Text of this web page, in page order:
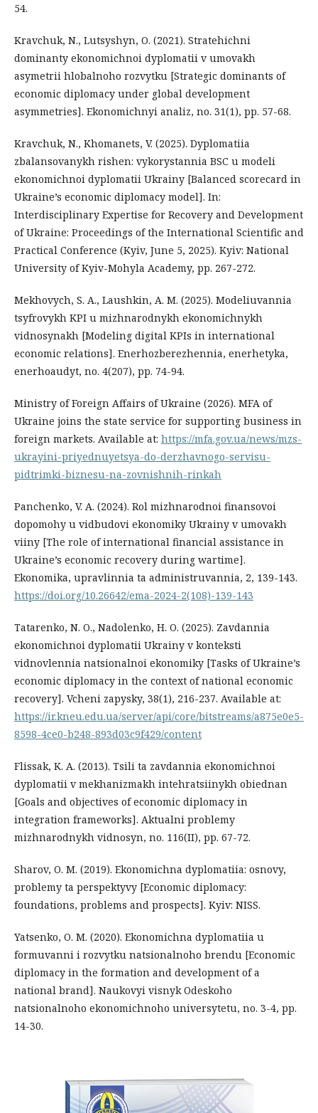
54.
Kravchuk, N., Lutsyshyn, O. (2021). Stratehichni
dominanty ekonomichnoi dyplomatii v umovakh
asymetrii hlobalnoho rozvytku [Strategic dominants of
economic diplomacy under global development
asymmetries]. Ekonomichnyi analiz, no. 31(1), pp. 57-68.
Kravchuk, N., Khomanets, V. (2025). Dyplomatiia
zbalansovanykh rishen: vykorystannia BSC u modeli
ekonomichnoi dyplomatii Ukrainy [Balanced scorecard in
Ukraine’s economic diplomacy model]. In:
Interdisciplinary Expertise for Recovery and Development
of Ukraine: Proceedings of the International Scientific and
Practical Conference (Kyiv, June 5, 2025). Kyiv: National
University of Kyiv-Mohyla Academy, pp. 267-272.
Mekhovych, S. A., Laushkin, A. M. (2025). Modeliuvannia
tsyfrovykh KPI u mizhnarodnykh ekonomichnykh
vidnosynakh [Modeling digital KPIs in international
economic relations]. Enerhozberezhennia, enerhetyka,
enerhoaudyt, no. 4(207), pp. 74-94.
Ministry of Foreign Affairs of Ukraine (2026). MFA of
Ukraine joins the state service for supporting business in
foreign markets. Available at: https://mfa.gov.ua/news/mzs-
ukrayini-priyednuyetsya-do-derzhavnogo-servisu-
pidtrimki-biznesu-na-zovnishnih-rinkah
Panchenko, V. A. (2024). Rol mizhnarodnoi finansovoi
dopomohy u vidbudovi ekonomiky Ukrainy v umovakh
viiny [The role of international financial assistance in
Ukraine’s economic recovery during wartime].
Ekonomika, upravlinnia ta administruvannia, 2, 139-143.
https://doi.org/10.26642/ema-2024-2(108)-139-143
Tatarenko, N. O., Nadolenko, H. O. (2025). Zavdannia
ekonomichnoi dyplomatii Ukrainy v konteksti
vidnovlennia natsionalnoi ekonomiky [Tasks of Ukraine’s
economic diplomacy in the context of national economic
recovery]. Vcheni zapysky, 38(1), 216-237. Available at:
https://ir.kneu.edu.ua/server/api/core/bitstreams/a875e0e5-
8598-4ce0-b248-893d03c9f429/content
Flissak, K. A. (2013). Tsili ta zavdannia ekonomichnoi
dyplomatii v mekhanizmakh intehratsiinykh obiednan
[Goals and objectives of economic diplomacy in
integration frameworks]. Aktualni problemy
mizhnarodnykh vidnosyn, no. 116(II), pp. 67-72.
Sharov, O. M. (2019). Ekonomichna dyplomatiia: osnovy,
problemy ta perspektyvy [Economic diplomacy:
foundations, problems and prospects]. Kyiv: NISS.
Yatsenko, O. M. (2020). Ekonomichna dyplomatiia u
formuvanni i rozvytku natsionalnoho brendu [Economic
diplomacy in the formation and development of a
national brand]. Naukovyi visnyk Odeskoho
natsionalnoho ekonomichnoho universytetu, no. 3-4, pp.
14-30.